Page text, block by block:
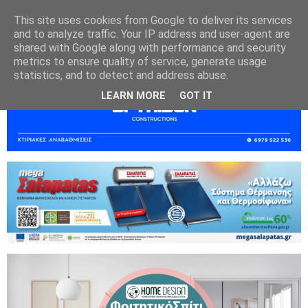
This site uses cookies from Google to deliver its services
and to analyze traffic. Your IP address and user-agent are
shared with Google along with performance and security
metrics to ensure quality of service, generate usage
statistics, and to detect and address abuse.
LEARN MORE GOT IT